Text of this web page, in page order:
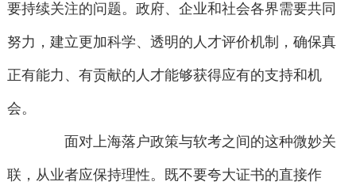
要持续关注的问题。政府、企业和社会各界需要共同
努力，建立更加科学、透明的人才评价机制，确保真
正有能力、有贡献的人才能够获得应有的支持和机
会。
面对上海落户政策与软考之间的这种微妙关
联，从业者应保持理性。既不要夸大证书的直接作